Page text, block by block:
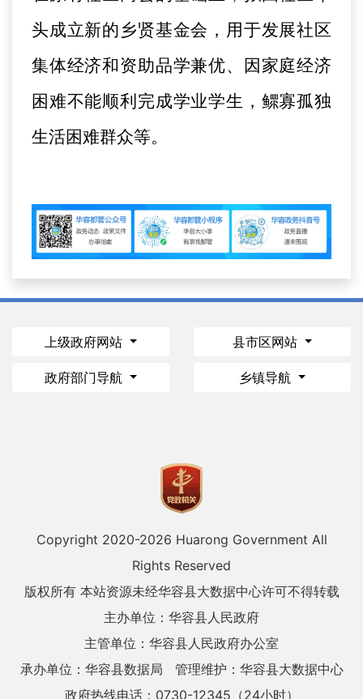
头成立新的乡贤基金会，用于发展社区
集体经济和资助品学兼优、因家庭经济
困难不能顺利完成学业学生，鳏寡孤独
生活困难群众等。
上级政府网站 县市区网站
政府部门导航 乡镇导航
Copyright 2020-2026 Huarong Government All
Rights Reserved
版权所有 本站资源未经华容县大数据中心许可不得转载
主办单位：华容县人民政府
主管单位：华容县人民政府办公室
承办单位：华容县数据局
管理维护：华容县大数据中心
政府热线电话：0730-12345（24小时）